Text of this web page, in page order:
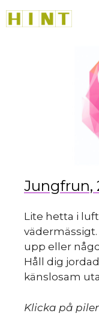
till
Jungfrun,
Lite hetta i
vädermässigt.
upp eller
Håll dig
känslosam
Klicka på